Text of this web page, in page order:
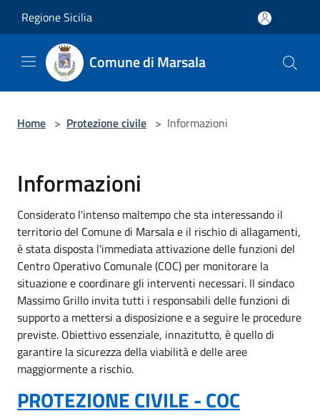
Regione Sicilia
Comune di Marsala
Home > Protezione civile > Informazioni
Informazioni
Considerato l'intenso maltempo che sta interessando il
territorio del Comune di Marsala e il rischio di allagamenti,
è stata disposta l'immediata attivazione delle funzioni del
Centro Operativo Comunale (COC) per monitorare la
situazione e coordinare gli interventi necessari. Il sindaco
Massimo Grillo invita tutti i responsabili delle funzioni di
supporto a mettersi a disposizione e a seguire le procedure
previste. Obiettivo essenziale, innazitutto, è quello di
garantire la sicurezza della viabilità e delle aree
maggiormente a rischio.
PROTEZIONE CIVILE - COC